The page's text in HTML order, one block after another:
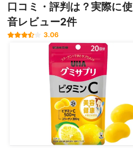
口コミ・評判は？実際に
音レビュー2件
3.06